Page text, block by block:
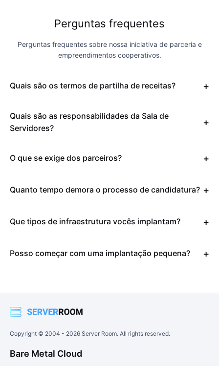
Perguntas frequentes
Perguntas frequentes sobre nossa iniciativa de parceria e
empreendimentos cooperativos.
Quais são os termos de partilha de receitas?
Quais são as responsabilidades da Sala de
Servidores?
O que se exige dos parceiros?
Quanto tempo demora o processo de candidatura?
Que tipos de infraestrutura vocês implantam?
Posso começar com uma implantação pequena?
Copyright © 2004 - 2026 Server Room. All rights reserved.
Bare Metal Cloud